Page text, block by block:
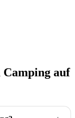
Camping auf